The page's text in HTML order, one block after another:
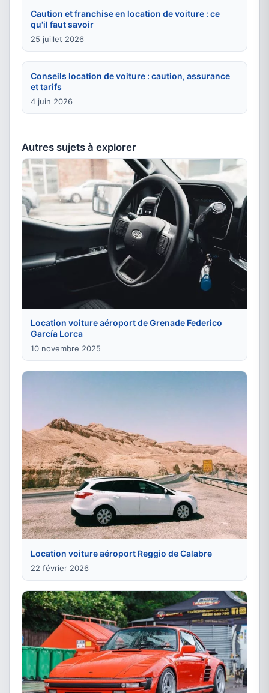
Caution et franchise en location de voiture : ce
qu'il faut savoir
25 juillet 2026
Conseils location de voiture : caution, assurance
et tarifs
4 juin 2026
Autres sujets à explorer
Location voiture aéroport de Grenade Federico
García Lorca
10 novembre 2025
Location voiture aéroport Reggio de Calabre
22 février 2026